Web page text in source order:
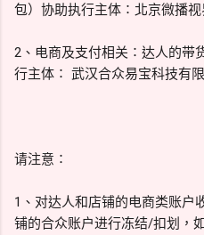
包）协助执行主体∶北京微播视
2、电商及支付相关∶达人的带
行主体∶ 武汉合众易宝科技有限
请注意∶
1、对达人和店铺的电商类账户
铺的合众账户进行冻结/扣划，